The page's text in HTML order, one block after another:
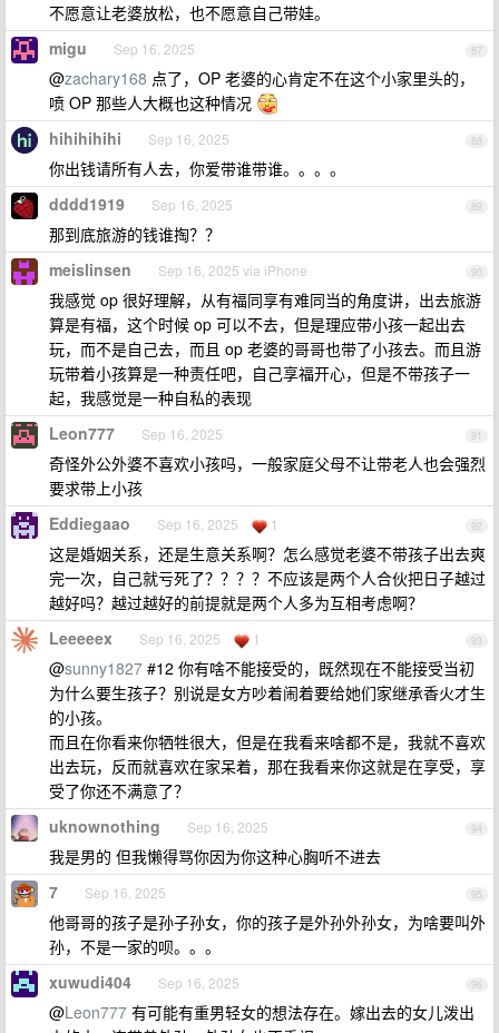
不愿意让老婆放松，也不愿意自己带娃。
87
migu Sep 16, 2025
@zachary168 点了，OP 老婆的心肯定不在这个小家里头的，
喷 OP 那些人大概也这种情况
88
hihihihihi Sep 16, 2025
你出钱请所有人去，你爱带谁带谁。。。。
89
dddd1919 Sep 16, 2025
那到底旅游的钱谁掏？？
90
meislinsen Sep 16, 2025 via iPhone
我感觉 op 很好理解，从有福同享有难同当的角度讲，出去旅游
算是有福，这个时候 op 可以不去，但是理应带小孩一起出去
玩，而不是自己去，而且 op 老婆的哥哥也带了小孩去。而且游
玩带着小孩算是一种责任吧，自己享福开心，但是不带孩子一
起，我感觉是一种自私的表现
91
Leon777 Sep 16, 2025
奇怪外公外婆不喜欢小孩吗，一般家庭父母不让带老人也会强烈
要求带上小孩
92
Eddiegaao Sep 16, 2025 1
这是婚姻关系，还是生意关系啊？怎么感觉老婆不带孩子出去爽
完一次，自己就亏死了？？？？不应该是两个人合伙把日子越过
越好吗？越过越好的前提就是两个人多为互相考虑啊？
93
Leeeeex Sep 16, 2025 1
@sunny1827 #12 你有啥不能接受的，既然现在不能接受当初
为什么要生孩子？别说是女方吵着闹着要给她们家继承香火才生
的小孩。
而且在你看来你牺牲很大，但是在我看来啥都不是，我就不喜欢
出去玩，反而就喜欢在家呆着，那在我看来你这就是在享受，享
受了你还不满意了？
94
uknownothing Sep 16, 2025
我是男的 但我懒得骂你因为你这种心胸听不进去
95
7 Sep 16, 2025
他哥哥的孩子是孙子孙女，你的孩子是外孙外孙女，为啥要叫外
孙，不是一家的呗。。。
96
xuwudi404 Sep 16, 2025
@Leon777 有可能有重男轻女的想法存在。嫁出去的女儿泼出